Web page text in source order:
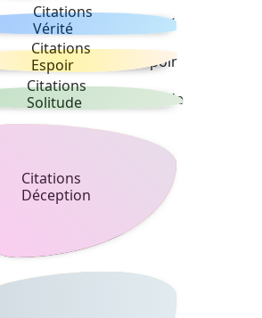
Citations
Vérité
Citations
Espoir
Citations
Solitude
Citations
Déception